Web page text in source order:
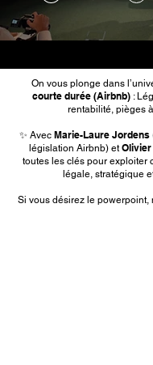
On vous plonge dans
courte durée (Airbnb) :
rentabilité, pièges
✨ Avec Marie-Laure Jordens
législation Airbnb) et
toutes les clés pour exploiter
légale, stratégique
Si vous désirez le powerpoint,